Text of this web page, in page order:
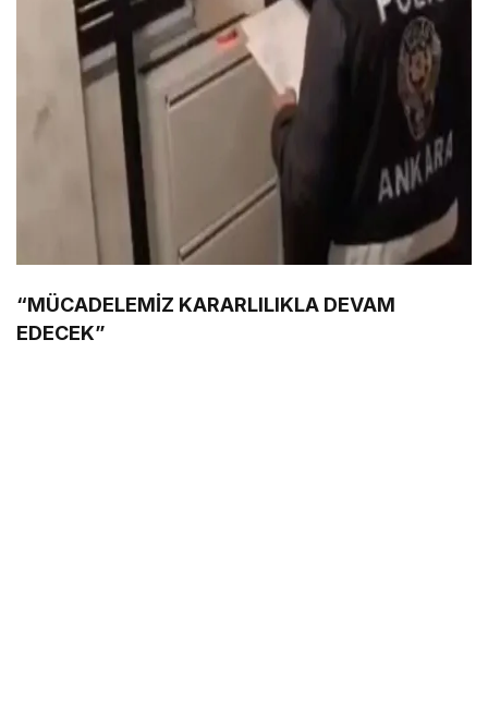
“MÜCADELEMİZ KARARLILIKLA DEVAM
EDECEK”